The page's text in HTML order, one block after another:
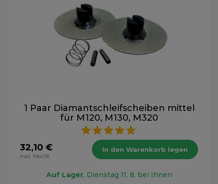
1 Paar Diamantschleifscheiben mittel
für M120, M130, M320
32,10 €
inkl. MwSt.
In den Warenkorb legen
Auf Lager, Dienstag 11. 8. bei Ihnen